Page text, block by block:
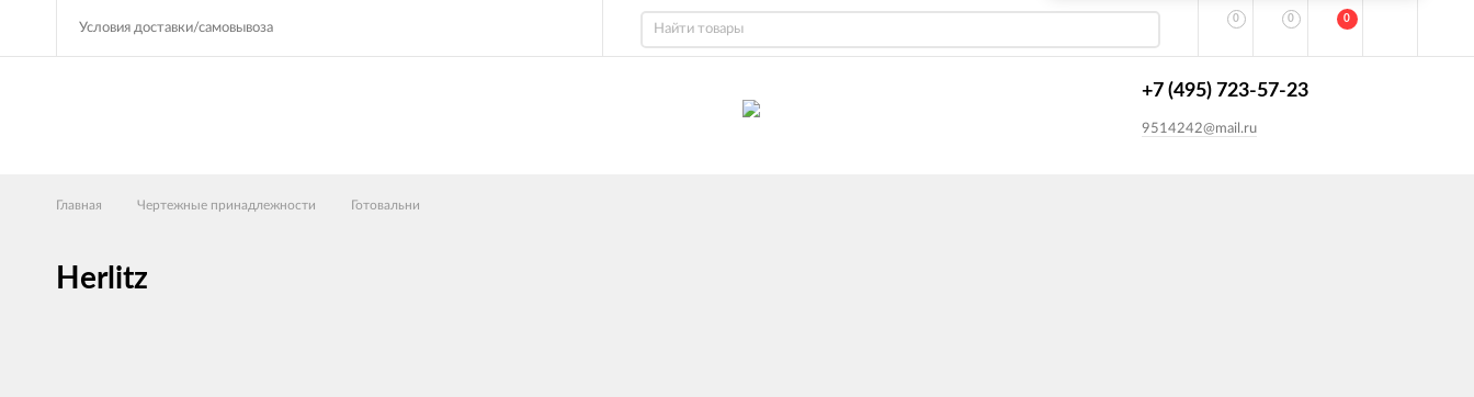
Условия доставки/самовывоза
0 0 0
+7 (495) 723-57-23
9514242@mail.ru
Главная Чертежные принадлежности Готовальни
Herlitz